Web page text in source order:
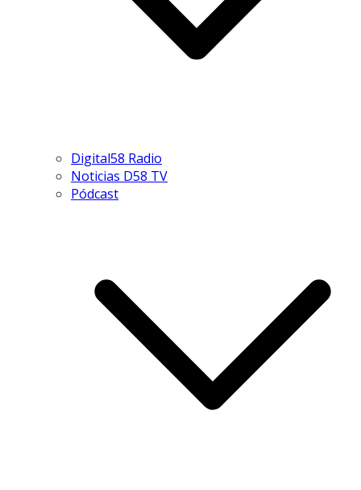
Digital58 Radio
Noticias D58 TV
Pódcast